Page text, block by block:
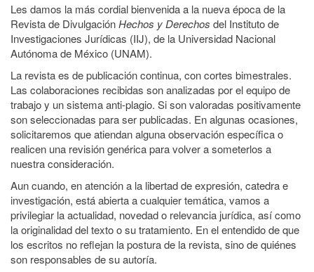
Les damos la más cordial bienvenida a la nueva época de la
Revista de DivulgaciónHechos y Derechos del Instituto de
Investigaciones Jurídicas (IIJ), de la Universidad Nacional
Autónoma de México (UNAM).
La revista es de publicación continua, con cortes bimestrales.
Las colaboraciones recibidas son analizadas por el equipo de
trabajo y un sistema anti-plagio. Si son valoradas positivamente
son seleccionadas para ser publicadas. En algunas ocasiones,
solicitaremos que atiendan alguna observación específica o
realicen una revisión genérica para volver a someterlos a
nuestra consideración.
Aun cuando, en atención a la libertad de expresión, catedra e
investigación, está abierta a cualquier temática, vamos a
privilegiar la actualidad, novedad o relevancia jurídica, así como
la originalidad del texto o su tratamiento. En el entendido de que
los escritos no reflejan la postura de la revista, sino de quiénes
son responsables de su autoría.